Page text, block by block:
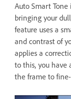
Auto Smart
bringing your
feature uses a
and contrast of
applies a
to this, you have
the frame to